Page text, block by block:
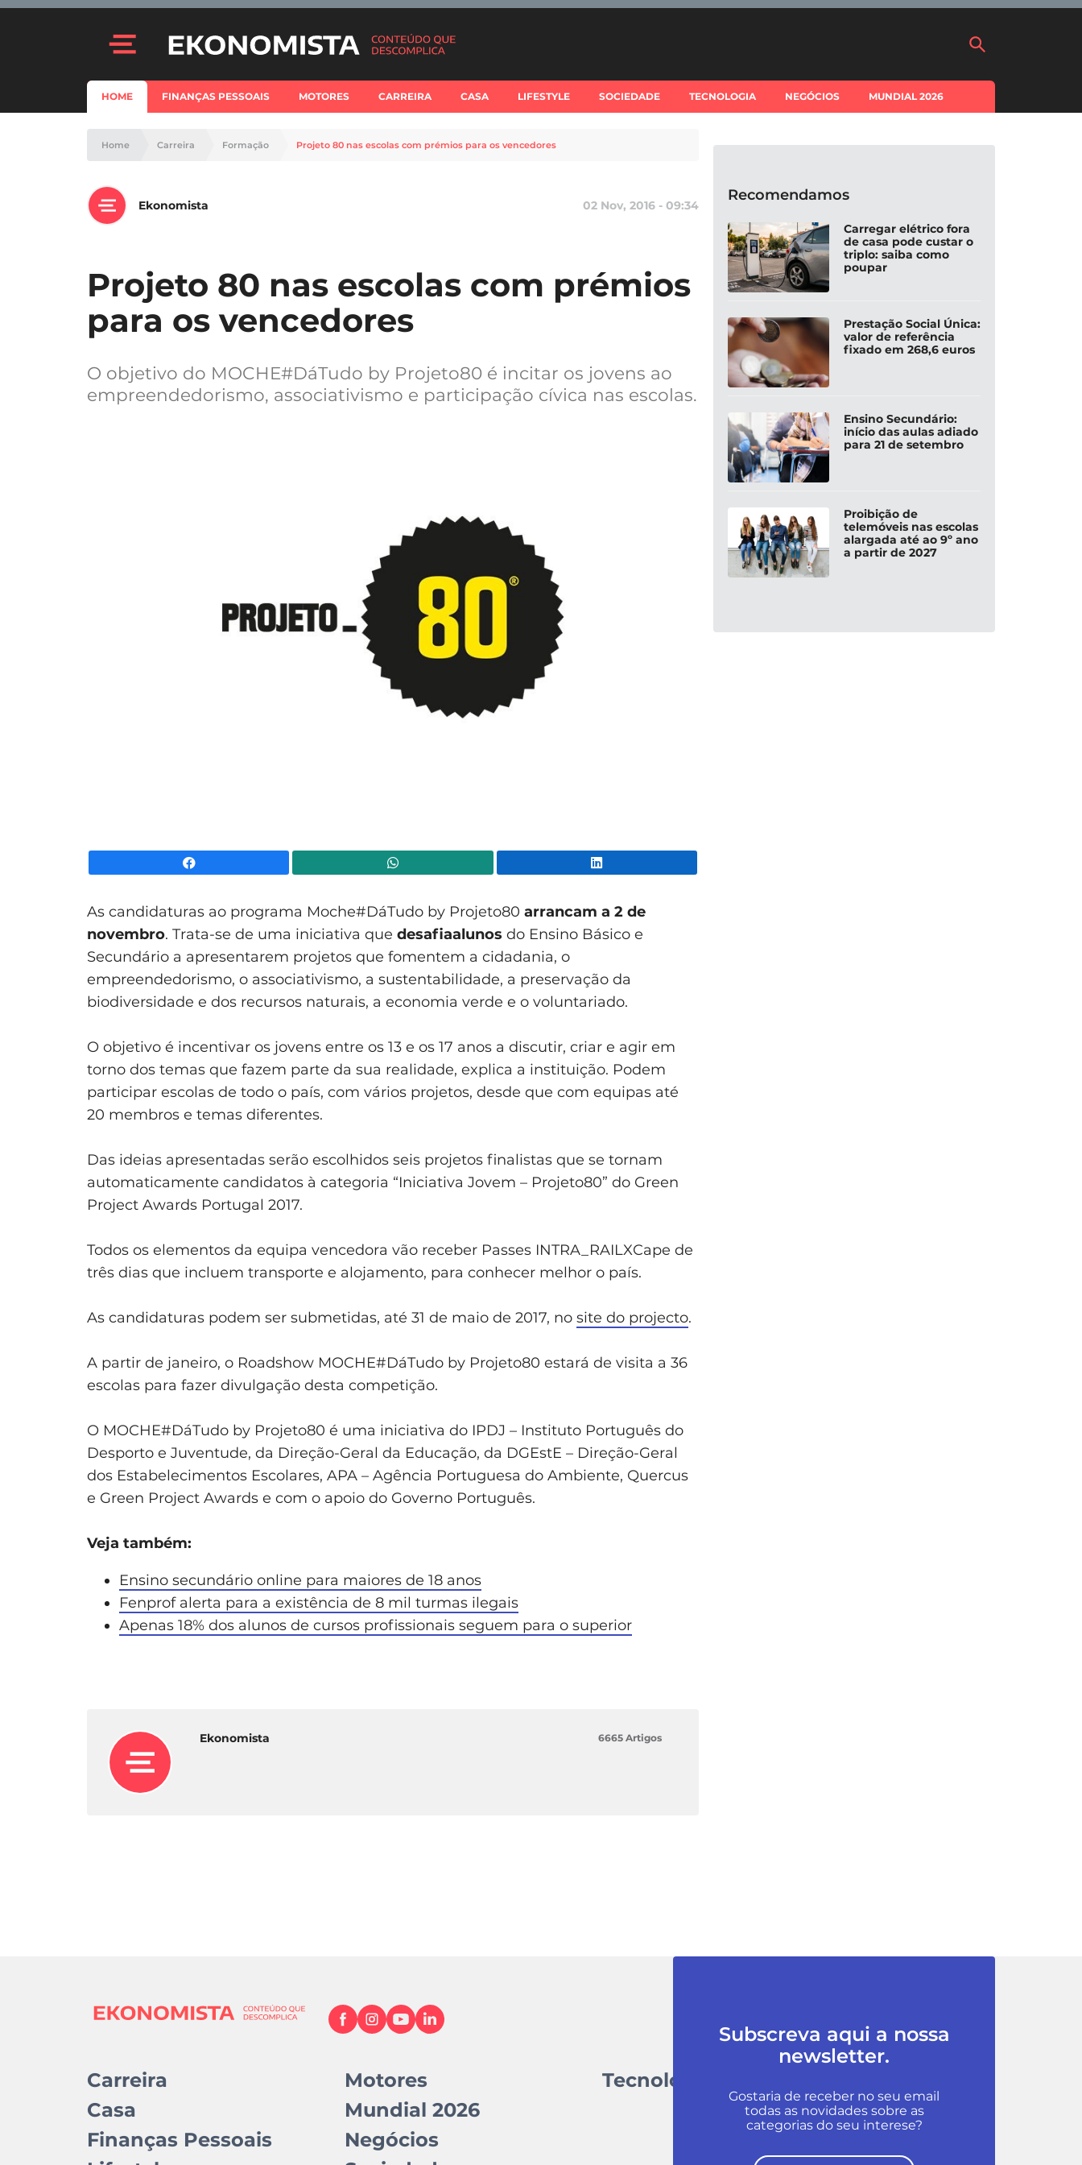
HOME FINANÇAS PESSOAIS MOTORES CARREIRA CASA LIFESTYLE SOCIEDADE TECNOLOGIA NEGÓCIOS MUNDIAL 2026
Home Carreira Formação Projeto 80 nas escolas com prémios para os vencedores
Ekonomista 02 Nov, 2016 - 09:34
Projeto 80 nas escolas com prémios
para os vencedores
O objetivo do MOCHE#DáTudo by Projeto80 é incitar os jovens ao
empreendedorismo, associativismo e participação cívica nas escolas.
As candidaturas ao programa Moche#DáTudo by Projeto80 arrancam a 2 de
novembro. Trata-se de uma iniciativa que desafiaalunos do Ensino Básico e
Secundário a apresentarem projetos que fomentem a cidadania, o
empreendedorismo, o associativismo, a sustentabilidade, a preservação da
biodiversidade e dos recursos naturais, a economia verde e o voluntariado.
O objetivo é incentivar os jovens entre os 13 e os 17 anos a discutir, criar e agir em
torno dos temas que fazem parte da sua realidade, explica a instituição. Podem
participar escolas de todo o país, com vários projetos, desde que com equipas até
20 membros e temas diferentes.
Das ideias apresentadas serão escolhidos seis projetos finalistas que se tornam
automaticamente candidatos à categoria “Iniciativa Jovem – Projeto80” do Green
Project Awards Portugal 2017.
Todos os elementos da equipa vencedora vão receber Passes INTRA_RAILXCape de
três dias que incluem transporte e alojamento, para conhecer melhor o país.
As candidaturas podem ser submetidas, até 31 de maio de 2017, no site do projecto.
A partir de janeiro, o Roadshow MOCHE#DáTudo by Projeto80 estará de visita a 36
escolas para fazer divulgação desta competição.
O MOCHE#DáTudo by Projeto80 é uma iniciativa do IPDJ – Instituto Português do
Desporto e Juventude, da Direção-Geral da Educação, da DGEstE – Direção-Geral
dos Estabelecimentos Escolares, APA – Agência Portuguesa do Ambiente, Quercus
e Green Project Awards e com o apoio do Governo Português.
Veja também:
Ensino secundário online para maiores de 18 anos
Fenprof alerta para a existência de 8 mil turmas ilegais
Apenas 18% dos alunos de cursos profissionais seguem para o superior
Ekonomista 6665 Artigos
Recomendamos
Carregar elétrico fora
de casa pode custar o
triplo: saiba como
poupar
Prestação Social Única:
valor de referência
fixado em 268,6 euros
Ensino Secundário:
início das aulas adiado
para 21 de setembro
Proibição de
telemóveis nas escolas
alargada até ao 9º ano
a partir de 2027
Carreira
Casa
Finanças Pessoais
Motores
Mundial 2026
Negócios
Tecnologia
Subscreva aqui a nossa
newsletter.
Gostaria de receber no seu email
todas as novidades sobre as
categorias do seu interese?